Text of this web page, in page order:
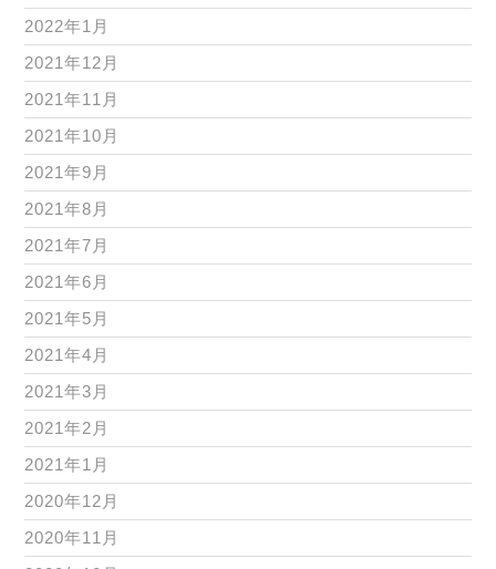
2022年1月
2021年12月
2021年11月
2021年10月
2021年9月
2021年8月
2021年7月
2021年6月
2021年5月
2021年4月
2021年3月
2021年2月
2021年1月
2020年12月
2020年11月